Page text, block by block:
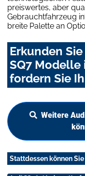
preiswertes, aber
Gebrauchtfahrzeug
breite Palette an
Erkunden
SQ7
fordern Sie
Weitere
Stattdessen können